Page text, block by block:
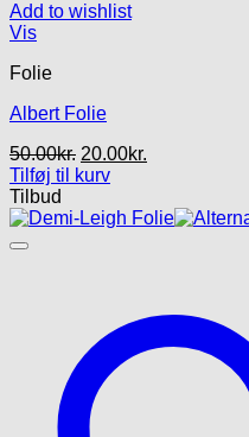
Add to wishlist
Vis
Folie
Albert Folie
50.00kr. Den
oprindelige
var:
20.00kr.
er:
Tilføj til kurv
Tilbud